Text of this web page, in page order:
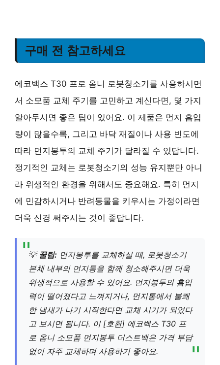
구매 전 참고하세요
에코백스 T30 프로 옴니 로봇청소기를 사용하시면
서 소모품 교체 주기를 고민하고 계신다면, 몇 가지
알아두시면 좋은 팁이 있어요. 이 제품은 먼지 흡입
량이 많을수록, 그리고 바닥 재질이나 사용 빈도에
따라 먼지봉투의 교체 주기가 달라질 수 있답니다.
정기적인 교체는 로봇청소기의 성능 유지뿐만 아니
라 위생적인 환경을 위해서도 중요해요. 특히 먼지
에 민감하시거나 반려동물을 키우시는 가정이라면
더욱 신경 써주시는 것이 좋답니다.
💡 꿀팁: 먼지봉투를 교체하실 때, 로봇청소기
본체 내부의 먼지통을 함께 청소해주시면 더욱
위생적으로 사용할 수 있어요. 먼지봉투의 흡입
력이 떨어졌다고 느껴지거나, 먼지통에서 불쾌
한 냄새가 나기 시작한다면 교체 시기가 되었다
고 보시면 됩니다. 이 [호환] 에코백스 T30 프
로 옴니 소모품 먼지봉투 더스트백은 가격 부담
없이 자주 교체하며 사용하기 좋아요.